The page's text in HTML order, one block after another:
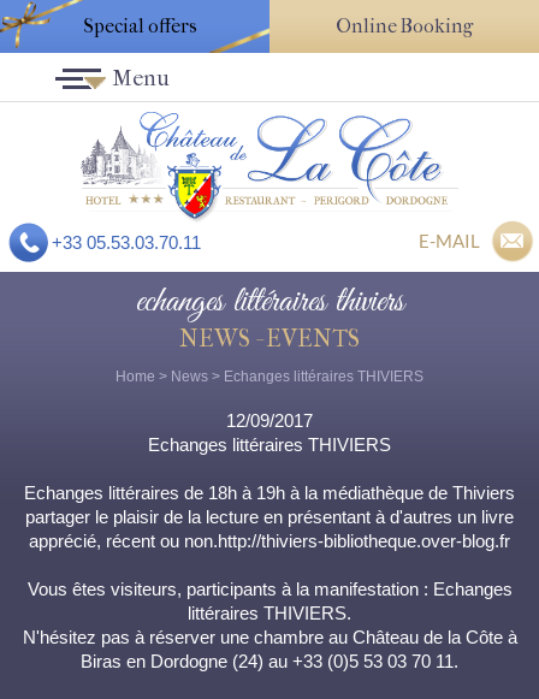
Special offers Online Booking
+33 05.53.03.70.11 E-MAIL
Menu
echanges littéraires thiviers
NEWS - EVENTS
Home > News > Echanges littéraires THIVIERS
12/09/2017
Echanges littéraires THIVIERS
Echanges littéraires de 18h à 19h à la médiathèque de Thiviers
partager le plaisir de la lecture en présentant à d'autres un livre
apprécié, récent ou non.http://thiviers-bibliotheque.over-blog.fr
Vous êtes visiteurs, participants à la manifestation : Echanges
littéraires THIVIERS.
N'hésitez pas à réserver une chambre au Château de la Côte à
Biras en Dordogne (24) au +33 (0)5 53 03 70 11.